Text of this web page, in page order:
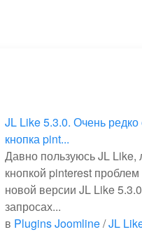
JL Like 5.3.0. Очень
кнопка pint...
Давно пользуюсь JL Like,
кнопкой pinterest
новой версии JL Like
запросах...
в Plugins Joomline/JL